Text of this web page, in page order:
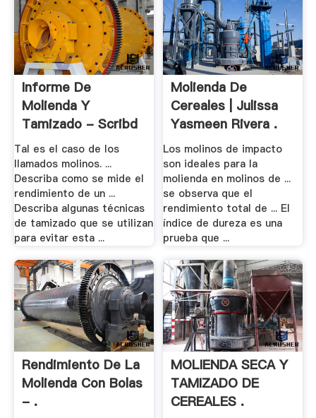
Informe De
Molienda Y
Tamizado - Scribd
Tal es el caso de los
llamados molinos. ...
Describa como se mide el
rendimiento de un ...
Describa algunas técnicas
de tamizado que se utilizan
para evitar esta ...
Molienda De
Cereales | Julissa
Yasmeen Rivera .
Los molinos de impacto
son ideales para la
molienda en molinos de ...
se observa que el
rendimiento total de ... El
índice de dureza es una
prueba que ...
Rendimiento De La
Molienda Con Bolas
- .
MOLIENDA SECA Y
TAMIZADO DE
CEREALES .